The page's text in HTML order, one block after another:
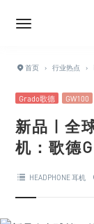
首页 › 行业热点 ›
Grado歌德 GW100
新品 | 全
机：歌德
HEADPHONE 耳机